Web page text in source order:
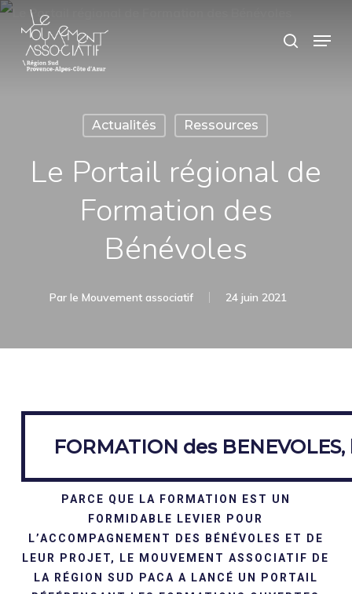
Skip
main
search
Menu
Actualités Ressources
Le Portail régional de
Formation des
Bénévoles
Par le Mouvement associatif 24 juin 2021
FORMATION des BENEVOLES, le PORTAIL REGIONAL
FORMATION des
PARCE QUE LA FORMATION EST UN
FORMIDABLE LEVIER POUR
L’ACCOMPAGNEMENT DES BÉNÉVOLES ET DE
LEUR PROJET, LE MOUVEMENT ASSOCIATIF DE
LA RÉGION SUD PACA A LANCÉ UN PORTAIL
Panneau de gestion des cookies